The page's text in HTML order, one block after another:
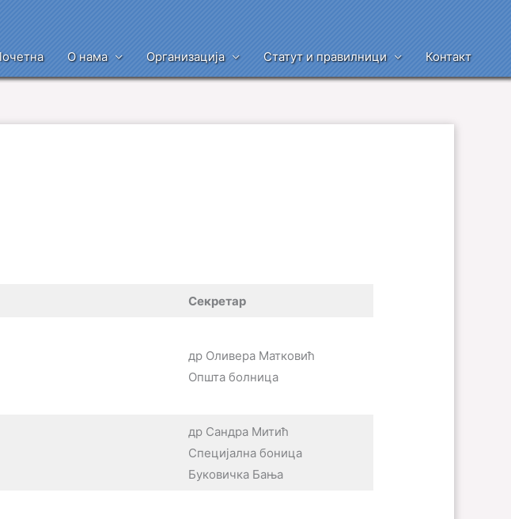
О нама Организација Статут и правилници Контакт
Секретар
др Оливера Матковић
Општа болница
др Сандра Митић
Специјална боница
Буковичка Бања